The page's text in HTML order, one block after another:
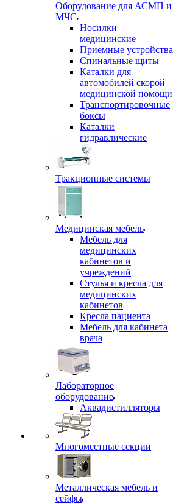
Оборудование для АСМП и
МЧС
Носилки
медицинские
Приемные устройства
Спинальные щиты
Каталки для
автомобилей скорой
медицинской помощи
Транспортировочные
боксы
Каталки
гидравлические
Тракционные системы
Медицинская мебель
Мебель для
медицинских
кабинетов и
учреждений
Стулья и кресла для
медицинских
кабинетов
Кресла пациента
Мебель для кабинета
врача
Лабораторное
оборудование
Аквадистилляторы
Многоместные секции
Металлическая мебель и
сейфы